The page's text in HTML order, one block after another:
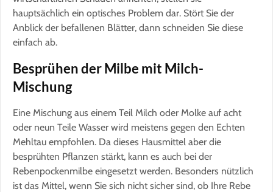
hauptsächlich ein optisches Problem dar. Stört Sie der
Anblick der befallenen Blätter, dann schneiden Sie diese
einfach ab.
Besprühen der Milbe mit Milch-
Mischung
Eine Mischung aus einem Teil Milch oder Molke auf acht
oder neun Teile Wasser wird meistens gegen den Echten
Mehltau empfohlen. Da dieses Hausmittel aber die
besprühten Pflanzen stärkt, kann es auch bei der
Rebenpockenmilbe eingesetzt werden. Besonders nützlich
ist das Mittel, wenn Sie sich nicht sicher sind, ob Ihre Rebe